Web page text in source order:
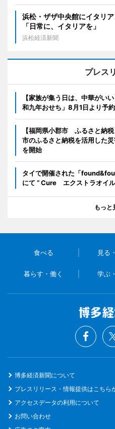
浜松・ザザ中央館にイタリ
「日常に、イタリアを」
浜松経済新聞
プレス
【家族が集う日は、中華がい
和九年おせち」8月1日より予
【福岡県小郡市 ふるさと納
市のふるさと納税を活用した
を開始
タイで開催された「
にて “ Cure エクストラオイル
もっと
食べる 見る
暮らす・働く 学ぶ
博多経済新聞について
プレスリリース・情報提供はこちら
アクセスデータの利用について
お問い合わせ